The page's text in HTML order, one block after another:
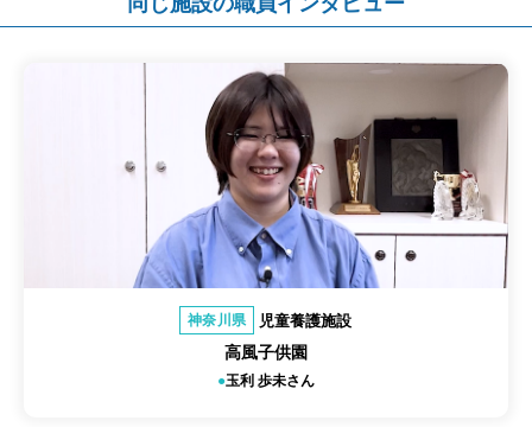
神奈川県 児童養護施設
高風子供園
玉利 歩未さん